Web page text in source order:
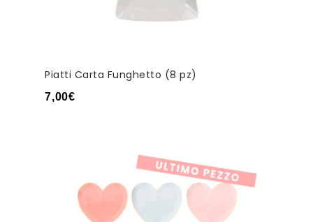
Piatti Carta Funghetto (8 pz)
7,00€